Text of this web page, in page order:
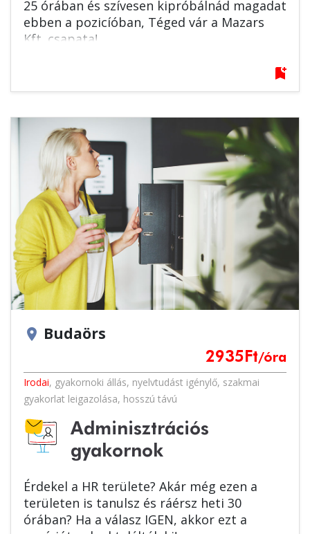
25 órában és szívesen kipróbálnád magadat
ebben a pozicíóban, Téged vár a Mazars
Kft. csapata!
bookmark_add
location_on Budaörs
2935 Ft/óra
Irodai, gyakornoki állás, nyelvtudást igénylő, szakmai
gyakorlat leigazolása, hosszú távú
Adminisztrációs
gyakornok
Érdekel a HR területe? Akár még ezen a
területen is tanulsz és ráérsz heti 30
órában? Ha a válasz IGEN, akkor ezt a